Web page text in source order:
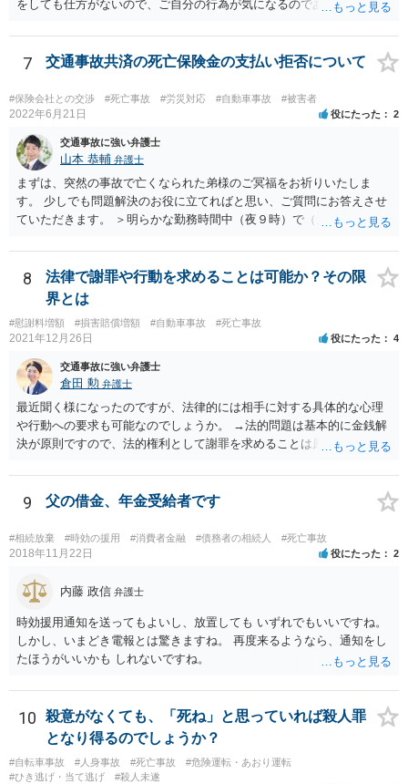
をしても仕方がないので、ご自分の行為が気になるのであれば、何を
か、直接弁護士に相談に行くかしたほうがいいと思います。 殺人罪に
なりうる事故の態様だと、自転車が改造自転車か何かで時速１００キ
ロや１５０キロくらい出していれば殺人罪の実行行為性は認められる
と思いますので、殺人罪が成立しえますが・・・ 思いつく限りの例を
全て挙げるのは不可能ではあります。 ＞私は決して人を殺そうと思っ
て危険な運転をしたわけではありま＞せん。 殺人罪の故意は、「自分
の危険な運転で誰か人が死んでも構わない」くらいで成立します。そ
して自分でそう思っていなくても、客観的に人が死んでもおかしくな
い危険行為を、危険だと知っていてやると故意は認められてしまう可
能性が高いです。人を殺そうという意欲までは不要です。
7 交通事故共済の死亡保険金の支払い拒否について
#保険会社との交渉 #死亡事故 #労災対応 #自動車事故 #被害者
2022年6月21日 役にたった 2
交通事故に強い弁護士
山本 恭輔 弁護士
まずは、突然の事故で亡くなられた弟様のご冥福をお祈りいたしま
す。 少しでも問題解決のお役に立てればと思い、ご質問にお答えさせ
ていただきます。 ＞明らかな勤務時間中（夜９時）で（元従業員の証
相手方の言い分は通るのでしょうか？ 勿論、正式に支払い拒否となれ
ば、裁判になると思いますが、勝算はありますか？ →共済組合の対応
はやや硬直的なように感じますが、相手方の言い分が通るか、そして
その裏返しとして裁判での勝算があるかは、共済約款などに規定され
ている給付金の支給要件や、証拠の有無によってきますので、この掲
示板では最終的な回答というのは難しいと思われます。 金額も大き
く、非常に重要な件かと思いますので、今後の方針の検討も含め一度
面談にて法律相談をされることをおすすめします。
8
法律で謝罪や行動を求めることは可能か？その限
界とは
#慰謝料増額 #損害賠償増額 #自動車事故 #死亡事故
2021年12月26日 役にたった 4
交通事故に強い弁護士
倉田 勲 弁護士
最近聞く様になったのですが、法律的には相手に対する具体的な心理
や行動への要求も可能なのでしょうか。 →法的問題は基本的に金銭解
決が原則ですので、法的権利として謝罪を求めることは原則としてで
書に相手の合意の下で謝罪の文言を入れることはあります。それ以上
に相手に謝罪を強制することはできません。
9 父の借金、年金受給者です
#相続放棄 #時効の援用 #消費者金融 #債務者の相続人 #死亡事故
2018年11月22日 役にたった 2
内藤 政信 弁護士
時効援用通知を送ってもよいし、放置しても いずれでもいいですね。
しかし、いまどき電報とは驚きますね。 再度来るようなら、通知をし
たほうがいいかも しれないですね。
10
殺意がなくても、「死ね」と思っていれば殺人罪
となり得るのでしょうか？
#自転車事故 #人身事故 #死亡事故
#危険運転・あおり運転
#ひき逃げ・当て逃げ
#殺人未遂